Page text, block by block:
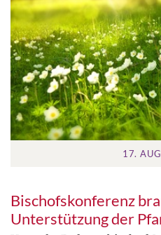
17.
Bischofskonferenz
Unterstützung der